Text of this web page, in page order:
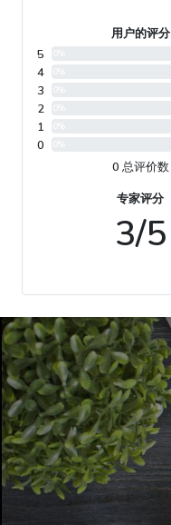
用户的评分
5
4
3
2
1
0
0 总评价数
专家评分
3/5